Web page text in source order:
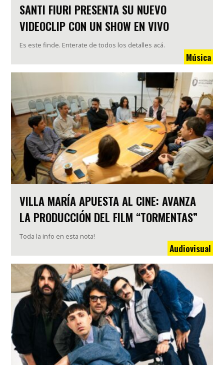
SANTI FIURI PRESENTA SU NUEVO
VIDEOCLIP CON UN SHOW EN VIVO
Es este finde. Enterate de todos los detalles acá.
Música
VILLA MARÍA APUESTA AL CINE: AVANZA
LA PRODUCCIÓN DEL FILM “TORMENTAS”
Toda la info en esta nota!
Audiovisual